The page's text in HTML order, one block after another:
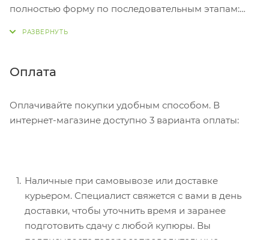
полностью форму по последовательным этапам:
Нажмите кнопку «Оформить заказ».
Оплата
Оплачивайте покупки удобным способом. В
интернет-магазине доступно 3 варианта оплаты:
Наличные при самовывозе или доставке
курьером. Специалист свяжется с вами в день
доставки, чтобы уточнить время и заранее
подготовить сдачу с любой купюры. Вы
подписываете товаросопроводительные